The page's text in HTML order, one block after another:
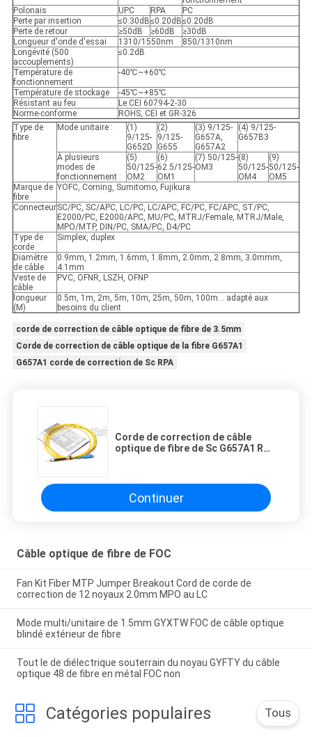
Polonais
UPC RPA
PC
Perte par insertion
≤0.30dB≤0.20dB≤0.20dB
Perte de retour
≥50dB ≥60dB
≥30dB
Longueur d'onde d'essai
1310/1550nm
850/1310nm
Longévité (500
accouplements)
≤0.2dB
Température de
fonctionnement
-40℃~+60℃
Température de stockage
-45℃~+85℃
Résistant au feu
Le CEI 60794-2-30
Norme-conforme
ROHS, CEI et GR-326
Type de
fibre
Mode unitaire :
(1)
9/125-
G652D
(2)
9/125-
G655
(3) 9/125-
G657A,
G657A2
(4) 9/125-
G657B3
À plusieurs
modes de
fonctionnement :
(5)
50/125-
OM2
(6)
62.5/125-
OM1
(7) 50/125-
OM3
(8)
50/125-
OM4
(9)
50/125-
OM5
Marque de
fibre
YOFC, Corning, Sumitomo, Fujikura
ConnecteurSC/PC, SC/APC, LC/PC, LC/APC, FC/PC, FC/APC, ST/PC,
E2000/PC, E2000/APC, MU/PC, MTRJ/Female, MTRJ/Male,
MPO/MTP, DIN/PC, SMA/PC, D4/PC
Type de
corde
Simplex, duplex
Diamètre
de câble
0.9mm, 1.2mm, 1.6mm, 1.8mm, 2.0mm, 2.8mm, 3.0mmm,
4.1mm
Veste de
câble
PVC, OFNR, LSZH, OFNP
longueur
(M)
0.5m, 1m, 2m, 5m, 10m, 25m, 50m, 100m… adapté aux
besoins du client
corde de correction de câble optique de fibre de 3.5mm
Corde de correction de câble optique de la fibre G657A1
G657A1 corde de correction de Sc RPA
Corde de correction de câble
optique de fibre de Sc G657A1 RPA
Continuer
Câble optique de fibre de FOC
Fan Kit Fiber MTP Jumper Breakout Cord de corde de
correction de 12 noyaux 2.0mm MPO au LC
Mode multi/unitaire de 1.5mm GYXTW FOC de câble optique
blindé extérieur de fibre
Tout le de diélectrique souterrain du noyau GYFTY du câble
optique 48 de fibre en métal FOC non
Catégories populaires Tous